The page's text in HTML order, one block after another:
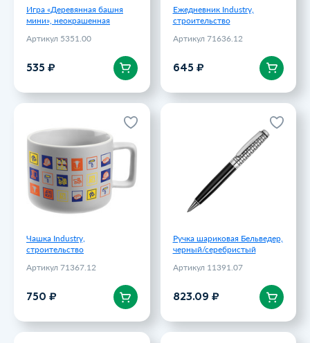
Игра «Деревянная башня
мини», неокрашенная
Артикул 5351.00
535 ₽
Ежедневник Industry,
строительство
Артикул 71636.12
645 ₽В корзину
Чашка Industry,
строительство
Артикул 71367.12
750 ₽
Чашка Industry,
строительство
Артикул 71367.12
750 ₽
В корзину
Ручка шариковая Бельведер,
черный/серебристый
Артикул 11391.07
823.09 ₽
Ручка шариковая Бельведер,
черный/серебристый
Артикул 11391.07
В корзину